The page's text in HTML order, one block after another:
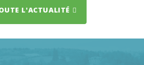
L'ACTUALITÉ